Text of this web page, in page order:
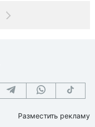
Разместить рекламу